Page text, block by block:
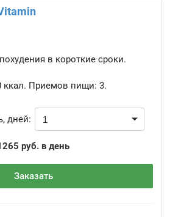
в короткие сроки.
ккал. Приемов пищи: 3.
дней:
руб. в день
Заказать